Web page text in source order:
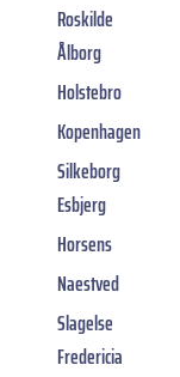
Roskilde
Ålborg
Holstebro
Kopenhagen
Silkeborg
Esbjerg
Horsens
Naestved
Slagelse
Fredericia